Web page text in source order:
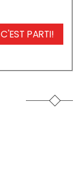
C'EST PARTI!